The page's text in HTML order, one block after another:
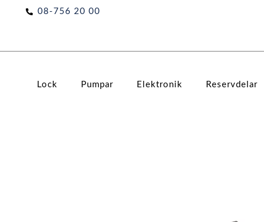
08-756 20 00
Lock Pumpar Elektronik Reservdelar